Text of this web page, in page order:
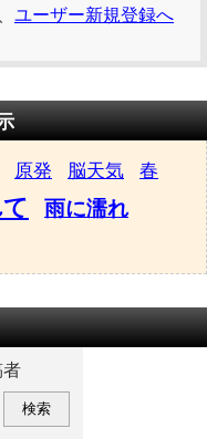
ユーザー新規登録へ
原発 脳天気
春
雨に濡れ
者